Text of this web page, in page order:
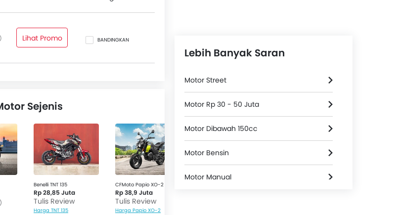
Lihat Promo BANDINGKAN
Sejenis
Benelli TNT 135
Rp 28,85 Juta
Tulis Review
Harga TNT 135
CFMoto Papio XO-2
Rp 38,9 Juta
Tulis Review
Harga Papio XO-2
Lebih Banyak Saran
Motor Street
Motor Rp 30 - 50 Juta
Motor Dibawah 150cc
Motor Bensin
Motor Manual